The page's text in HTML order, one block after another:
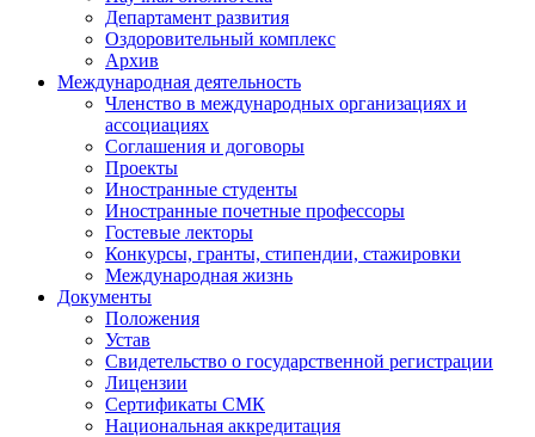
Департамент развития
Оздоровительный комплекс
Архив
Международная деятельность
Членство в международных организациях и
ассоциациях
Соглашения и договоры
Проекты
Иностранные студенты
Иностранные почетные профессоры
Гостевые лекторы
Конкурсы, гранты, стипендии, стажировки
Международная жизнь
Документы
Положения
Устав
Свидетельство о государственной регистрации
Лицензии
Сертификаты СМК
Национальная аккредитация